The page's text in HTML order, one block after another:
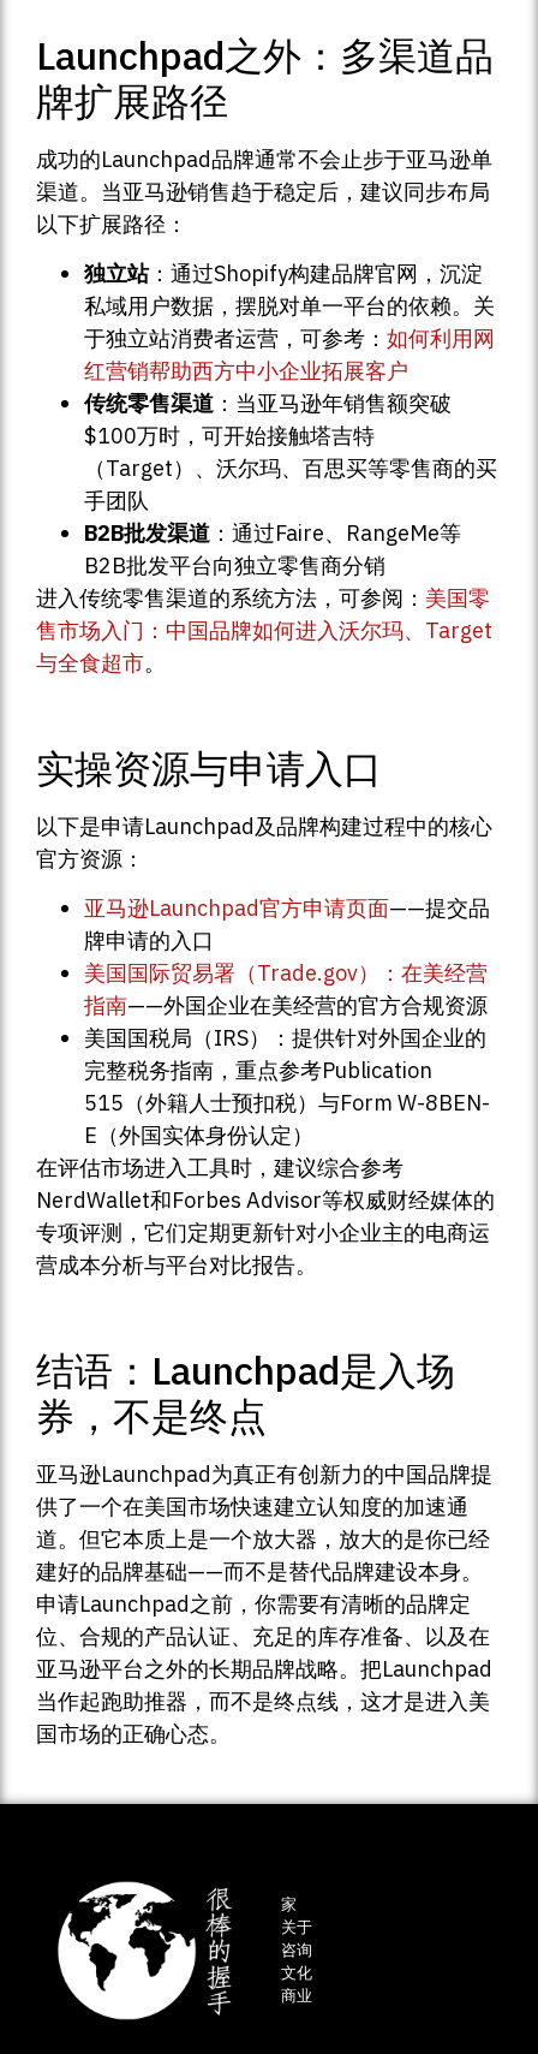
Launchpad之外：多渠道品
牌扩展路径
成功的Launchpad品牌通常不会止步于亚马逊单
渠道。当亚马逊销售趋于稳定后，建议同步布局
以下扩展路径：
独立站：通过Shopify构建品牌官网，沉淀
私域用户数据，摆脱对单一平台的依赖。关
于独立站消费者运营，可参考： 如何利用网
红营销帮助西方中小企业拓展客户
传统零售渠道 ：当亚马逊年销售额突破
$100万时，可开始接触塔吉特
（Target）、沃尔玛、百思买等零售商的买
手团队
B2B批发渠道 ：通过Faire、RangeMe等
B2B批发平台向独立零售商分销
进入传统零售渠道的系统方法，可参阅： 美国零
售市场入门：中国品牌如何进入沃尔玛、Target
与全食超市。
实操资源与申请入口
以下是申请Launchpad及品牌构建过程中的核心
官方资源：
亚马逊Launchpad官方申请页面——提交品
牌申请的入口
美国国际贸易署（Trade.gov）：在美经营
指南——外国企业在美经营的官方合规资源
美国国税局（IRS）：提供针对外国企业的
完整税务指南，重点参考Publication
515（外籍人士预扣税）与Form W-8BEN-
E（外国实体身份认定）
在评估市场进入工具时，建议综合参考
NerdWallet和Forbes Advisor等权威财经媒体的
专项评测，它们定期更新针对小企业主的电商运
营成本分析与平台对比报告。
结语：Launchpad是入场
券，不是终点
亚马逊Launchpad为真正有创新力的中国品牌提
供了一个在美国市场快速建立认知度的加速通
道。但它本质上是一个放大器，放大的是你已经
建好的品牌基础——而不是替代品牌建设本身。
申请Launchpad之前，你需要有清晰的品牌定
位、合规的产品认证、充足的库存准备、以及在
亚马逊平台之外的长期品牌战略。把Launchpad
当作起跑助推器，而不是终点线，这才是进入美
国市场的正确心态。
家
关于
咨询
文化
商业